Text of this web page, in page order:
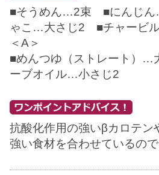
■そうめん…2束 ■にんじ
ゃこ…大さじ2 ■チャービ
＜A＞
■めんつゆ（ストレート
ーブオイル…小さじ2
抗酸化作用の強いβカロテン
強い食材を合わせているの